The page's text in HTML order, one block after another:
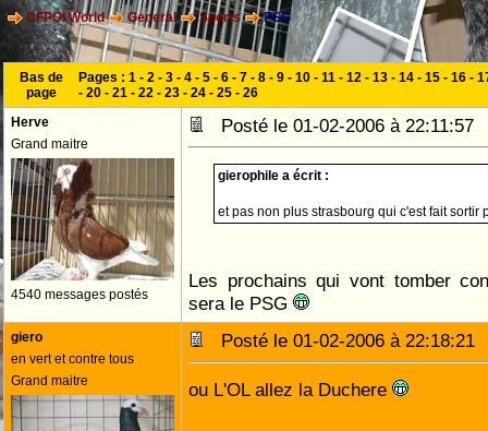
CFPOI World General Sports PSG
Bas de
page
Pages : 1 - 2 - 3 - 4 - 5 - 6 - 7 - 8 - 9 - 10 - 11 - 12 - 13 - 14 - 15 - 16 -
- 20 - 21 - 22 - 23 - 24 - 25 - 26
Herve
Grand maitre
4540 messages postés
Posté le 01-02-2006 à
gierophile a écrit :
et pas non plus strasbourg qui c'est fait sortir
Les prochains qui vont tomber
sera le PSG
giero
en vert et contre tous
Grand maitre
Posté le 01-02-2006 à
ou L'OL allez la Duchere